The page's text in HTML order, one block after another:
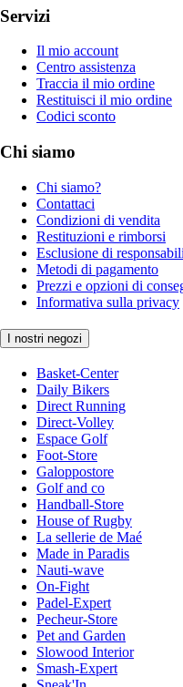
Servizi
Il mio account
Centro assistenza
Traccia il mio ordine
Restituisci il mio ordine
Codici sconto
Chi siamo
Chi siamo?
Contattaci
Condizioni di vendita
Restituzioni e rimborsi
Esclusione di
Metodi di pagamento
Prezzi e opzioni di
Informativa sulla privacy
I nostri negozi
Basket-Center
Daily Bikers
Direct Running
Direct-Volley
Espace Golf
Foot-Store
Galoppostore
Golf and co
Handball-Store
House of Rugby
La sellerie de Maé
Made in Paradis
Nauti-wave
On-Fight
Padel-Expert
Pecheur-Store
Pet and Garden
Slowood Interior
Smash-Expert